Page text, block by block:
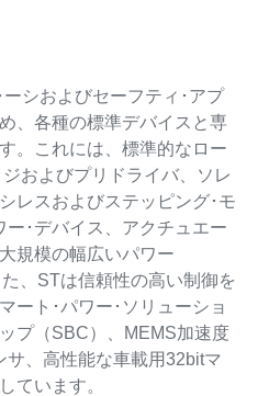
シおよびセーフティ･アプ
、各種の標準デバイスと専
。これには、標準的なロー
およびプリドライバ、ソレ
レスおよびステッピング･モ
･デバイス、アクチュエー
規模の幅広いパワー
、STは信頼性の高い制御を
ート･パワー･ソリューショ
プ（SBC）、MEMS加速度
サ、高性能な車載用32bitマ
ています。